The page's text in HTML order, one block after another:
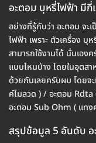
อะตอม บุหรี่ไฟฟ้า มีกี่
อย่างที่รู้กันว่า อะตอม จะ
ไฟฟ้า เพราะ ตัวเครื่อง บุ
สามารถใช้งานได้ นั่นเอง
แบบไหนบ้าง โดยในอุตส
ด้วยกันเลยครับผม โดยจ
ค์โมลวด ) / อะตอม
อะตอม Sub Ohm ( แทง
สรุปข้อมูล 5 อันดับ